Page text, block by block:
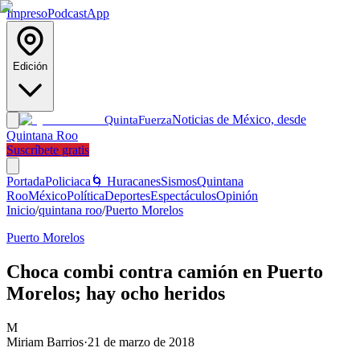
ImpresoPodcastApp
Edición
QuintaFuerzaNoticias de México, desde
Quintana Roo
Suscríbete gratis
PortadaPoliciaca 🌀 HuracanesSismosQuintana
RooMéxicoPolíticaDeportesEspectáculosOpinión
Inicio/quintana roo/Puerto Morelos
Puerto Morelos
Choca combi contra camión en Puerto
Morelos; hay ocho heridos
M
Miriam Barrios·21 de marzo de 2018